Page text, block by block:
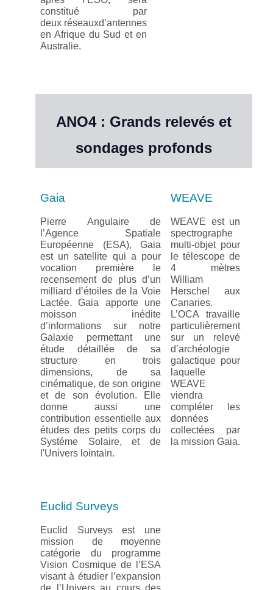
constitué par
deux réseauxd’antennes
en Afrique du Sud et en
Australie.
ANO4 : Grands relevés et
sondages profonds
Gaia
Pierre Angulaire de
l’Agence Spatiale
Européenne (ESA), Gaia
est un satellite qui a pour
vocation première le
recensement de plus d’un
milliard d’étoiles de la Voie
Lactée. Gaia apporte une
moisson inédite
d’informations sur notre
Galaxie permettant une
étude détaillée de sa
structure en trois
dimensions, de sa
cinématique, de son origine
et de son évolution. Elle
donne aussi une
contribution essentielle aux
études des petits corps du
Systéme Solaire, et de
l'Univers lointain.
WEAVE
WEAVE est un
spectrographe
multi-objet pour
le télescope de
4 mètres
William
Herschel aux
Canaries.
L’OCA travaille
particulièrement
sur un relevé
d’archéologie
galactique pour
laquelle
WEAVE
viendra
compléter les
données
collectées par
la mission Gaia.
Euclid Surveys
Euclid Surveys est une
mission de moyenne
catégorie du programme
Vision Cosmique de l’ESA
visant à étudier l’expansion
de l’Univers au cours des